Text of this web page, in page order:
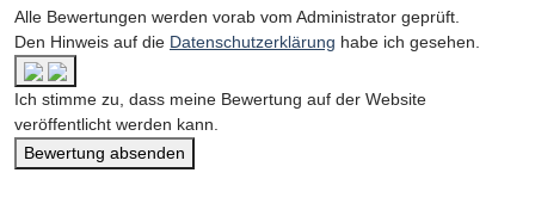
Alle Bewertungen werden vorab vom Administrator geprüft.
Den Hinweis auf die Datenschutzerklärung habe ich gesehen.
Ich stimme zu, dass meine Bewertung auf der Website
veröffentlicht werden kann.
Bewertung absenden